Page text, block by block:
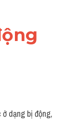
dạng bị động,